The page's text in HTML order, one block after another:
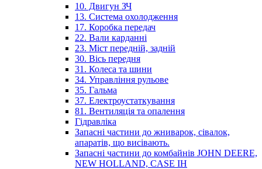
10. Двигун ЗЧ
13. Система охолодження
17. Коробка передач
22. Вали карданні
23. Міст передній, задній
30. Вісь передня
31. Колеса та шини
34. Управління рульове
35. Гальма
37. Електроустаткування
81. Вентиляція та опалення
Гідравліка
Запасні частини до жниварок, сівалок,
апаратів, що висівають.
Запасні частини до комбайнів JOHN DEERE,
NEW HOLLAND, CASE IH